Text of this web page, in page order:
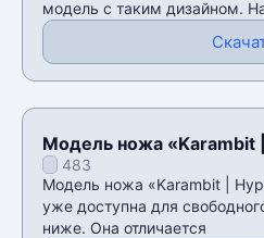
модель с таким дизайном.
Модель ножа «Karambit
CSS v34
483
Модель ножа «Karambit |
уже доступна для
ниже. Она отличается